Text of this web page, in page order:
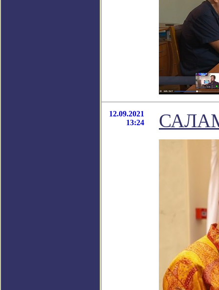
12.09.2021
13:24